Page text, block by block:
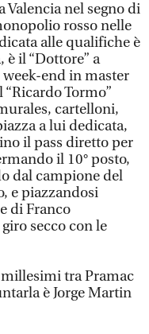
Valencia nel segno di
rosso nelle
alle qualifiche è
il “Dottore” a
end in master
Tormo”
cartelloni,
a lui dedicata,
il pass diretto per
il 10° posto,
dal campione del
e piazzandosi
di Franco
secco con le
tra Pramac
è Jorge Martin